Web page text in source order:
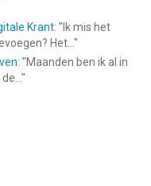
Krant: " Ik mis het
Het... "
: "Maanden ben ik al in
"